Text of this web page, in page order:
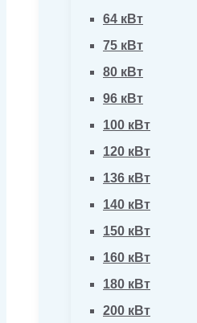
64 кВт
75 кВт
80 кВт
96 кВт
100 кВт
120 кВт
136 кВт
140 кВт
150 кВт
160 кВт
180 кВт
200 кВт